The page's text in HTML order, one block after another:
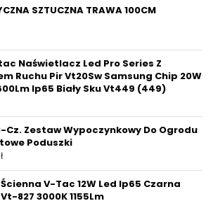
SZTUCZNA TRAWA 100CM
Naświetlacz Led Pro Series Z
Ruchu Pir Vt20Sw Samsung Chip 20W
Ip65 Biały Sku Vt449 (449)
Cz. Zestaw Wypoczynkowy Do Ogrodu
Poduszki
V-Tac 12W Led Ip65 Czarna
827 3000K 1155Lm